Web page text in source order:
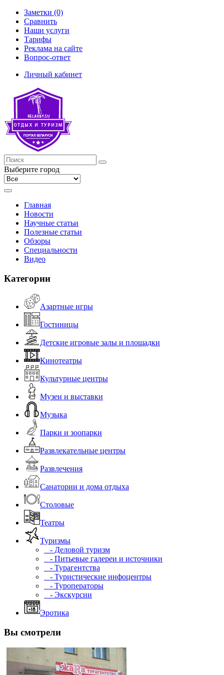
Заметки (0)
Сравнить
Наши услуги
Тарифы
Реклама на сайте
Вопрос-ответ
Личный кабинет
Выберите город
Главная
Новости
Научные статьи
Полезные статьи
Обзоры
Специальности
Видео
Категории
Азартные игры
Гостиницы
Детские игровые залы и площадки
Кинотеатры
Культурные центры
Музеи и выставки
Музыка
Парки и зоопарки
Развлекательные центры
Развлечения
Санатории и дома отдыха
Столовые
Театры
Туризмы
- Деловой туризм
- Питьевые галереи и источники
- Турагентства
- Туристические инфоцентры
- Туроператоры
- Экскурсии
Эротика
Вы смотрели